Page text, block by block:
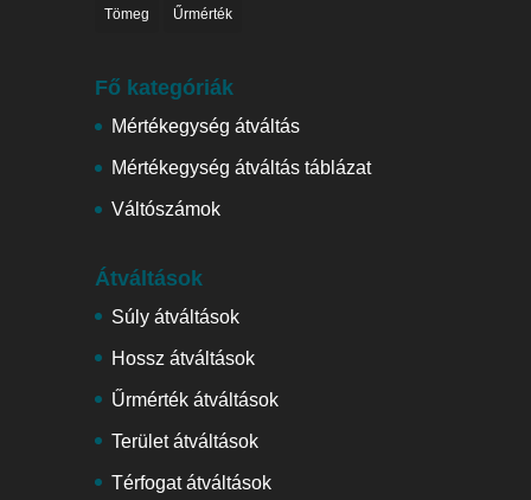
Tömeg Űrmérték
Fő kategóriák
Mértékegység átváltás
Mértékegység átváltás táblázat
Váltószámok
Átváltások
Súly átváltások
Hossz átváltások
Űrmérték átváltások
Terület átváltások
Térfogat átváltások